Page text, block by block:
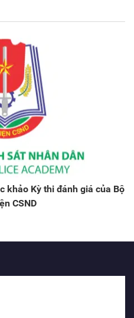
khảo Kỳ thi đánh giá của Bộ
CSND